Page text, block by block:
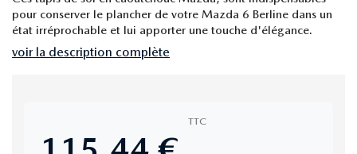
pour conserver le plancher de votre Mazda 6 Berline dans un
état irréprochable et lui apporter une touche d'élégance.
voir la description complète
TTC